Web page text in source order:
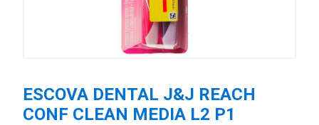
ESCOVA DENTAL J&J REACH
CONF CLEAN MEDIA L2 P1